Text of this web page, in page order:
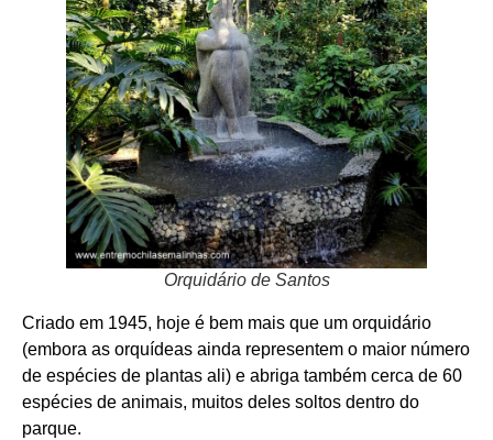
Orquidário de Santos
Criado em 1945, hoje é bem mais que um orquidário
(embora as orquídeas ainda representem o maior número
de espécies de plantas ali) e abriga também cerca de 60
espécies de animais, muitos deles soltos dentro do
parque.